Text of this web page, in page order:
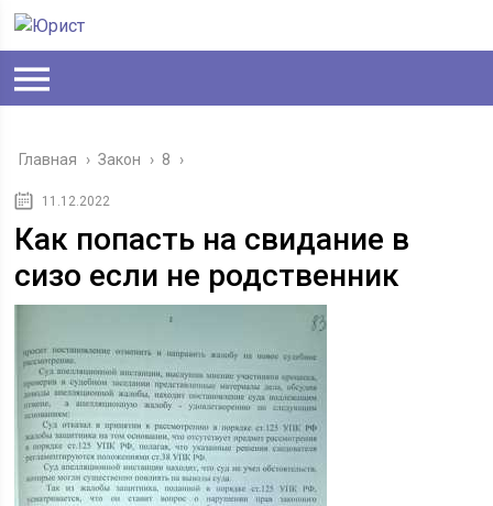
Главная › Закон › 8 ›
11.12.2022
Как попасть на свидание в
сизо если не родственник